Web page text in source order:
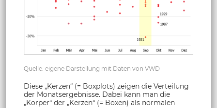
Quelle: eigene Darstellung mit Daten von VWD
Diese „Kerzen“ (= Boxplots) zeigen die Verteilung
der Monatsergebnisse. Dabei kann man die
„Körper“ der „Kerzen“ (= Boxen) als normalen